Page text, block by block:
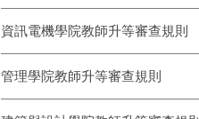
資訊電機學院教師升等審查規則
管理學院教師升等審查規則